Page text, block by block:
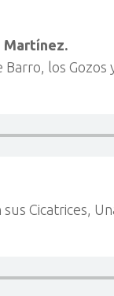
Martínez.
Barro, los
sus Cicatrices,